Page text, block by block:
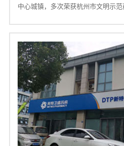
中心城镇，多次荣获杭州市文明示范